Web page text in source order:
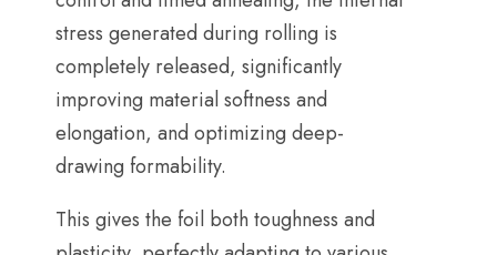
stress generated during rolling is
completely released, significantly
improving material softness and
elongation, and optimizing deep-
drawing formability.
This gives the foil both toughness and